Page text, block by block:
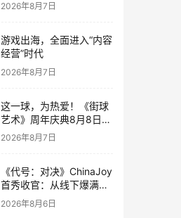
2026年8月7日
游戏出海，全面进入“内容
经营”时代
2026年8月7日
这一球，为热爱！《街球
艺术》周年庆典8月8日正
式上线，多重福利与全新
2026年8月7日
《代号：对决》ChinaJoy
首秀收官：从线下爆满看
见玩家的真实期待
2026年8月6日